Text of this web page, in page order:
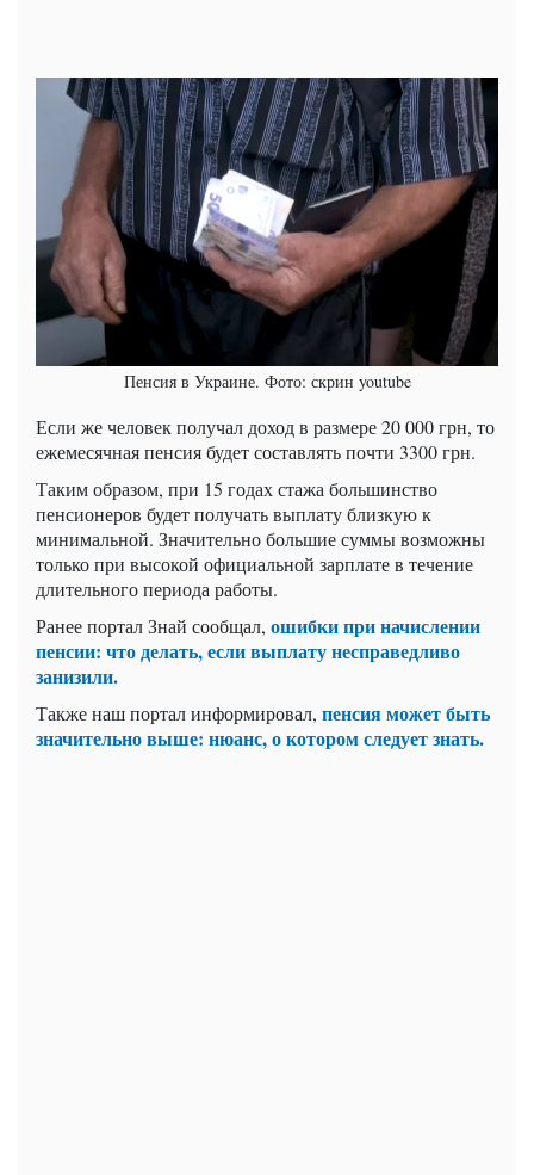
Пенсия в Украине. Фото: скрин youtube
Если же человек получал доход в размере 20 000 грн, то
ежемесячная пенсия будет составлять почти 3300 грн.
Таким образом, при 15 годах стажа большинство
пенсионеров будет получать выплату близкую к
минимальной. Значительно большие суммы возможны
только при высокой официальной зарплате в течение
длительного периода работы.
Ранее портал Знай сообщал, ошибки при начислении
пенсии: что делать, если выплату несправедливо
занизили.
Также наш портал информировал, пенсия может быть
значительно выше: нюанс, о котором следует знать.